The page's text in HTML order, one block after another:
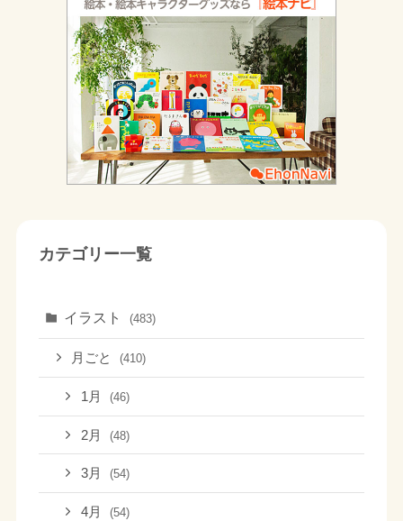
カテゴリー一覧
イラスト (483)
月ごと (410)
1月 (46)
2月 (48)
3月 (54)
4月 (54)